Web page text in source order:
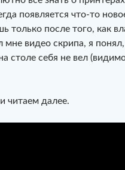
появляется что-то
только после того, как
мне видео скрипа, я понял,
столе себя не вел
читаем далее.